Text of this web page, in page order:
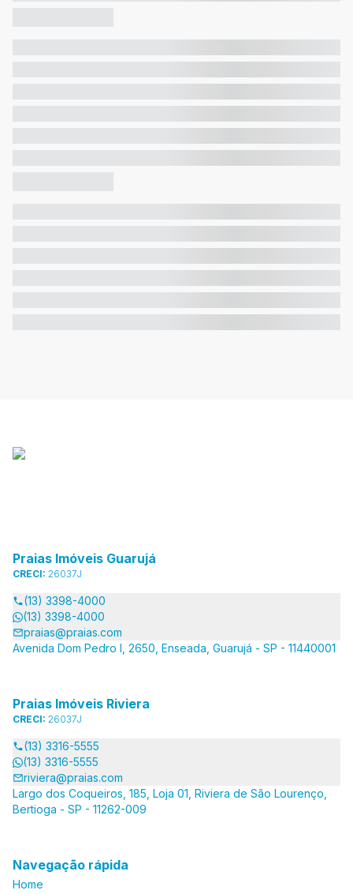
Praias Imóveis Guarujá
CRECI: 26037J
(13) 3398-4000
(13) 3398-4000
praias@praias.com
Avenida Dom Pedro I, 2650, Enseada, Guarujá - SP - 11440001
Praias Imóveis Riviera
CRECI: 26037J
(13) 3316-5555
(13) 3316-5555
riviera@praias.com
Largo dos Coqueiros, 185, Loja 01, Riviera de São Lourenço,
Bertioga - SP - 11262-009
Navegação rápida
Home